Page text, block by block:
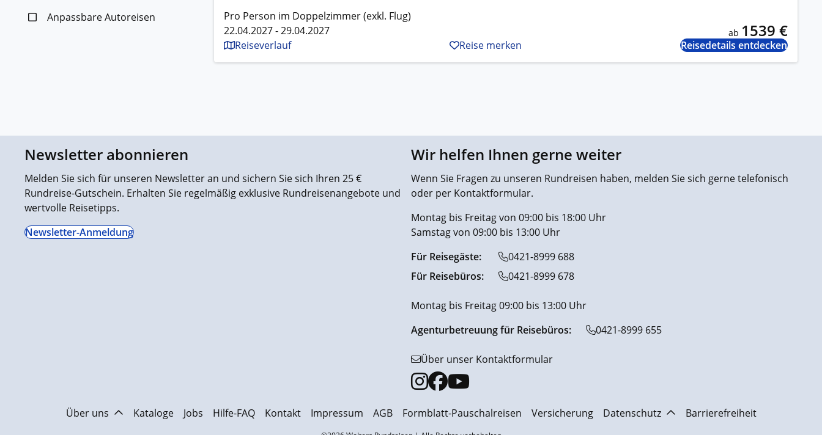
Anpassbare Autoreisen
Pro Person im Doppelzimmer (exkl. Flug)
22.04.2027 - 29.04.2027
ab 1539 €
Reiseverlauf Reise merken Reisedetails entdecken
Newsletter abonnieren
Melden Sie sich für unseren Newsletter an und sichern Sie sich Ihren 25 €
Rundreise-Gutschein. Erhalten Sie regelmäßig exklusive Rundreisenangebote und
wertvolle Reisetipps.
Newsletter-Anmeldung
Wir helfen Ihnen gerne weiter
Wenn Sie Fragen zu unseren Rundreisen haben, melden Sie sich gerne telefonisch
oder per Kontaktformular.
Montag bis Freitag von 09:00 bis 18:00 Uhr
Samstag von 09:00 bis 13:00 Uhr
Für Reisegäste:
0421-8999 688
Für Reisebüros:
0421-8999 678
Montag bis Freitag 09:00 bis 13:00 Uhr
Agenturbetreuung für Reisebüros:
0421-8999 655
Über unser Kontaktformular
Über uns Kataloge Jobs Hilfe-FAQ Kontakt Impressum AGB Formblatt-Pauschalreisen Versicherung Datenschutz Barrierefreiheit